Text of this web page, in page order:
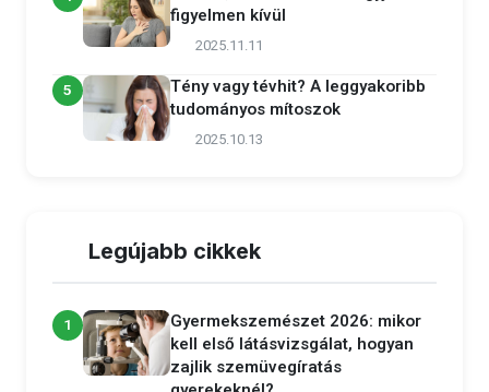
figyelmen kívül
2025.11.11
5
Tény vagy tévhit? A leggyakoribb
tudományos mítoszok
2025.10.13
Legújabb cikkek
1
Gyermekszemészet 2026: mikor
kell első látásvizsgálat, hogyan
zajlik szemüvegíratás